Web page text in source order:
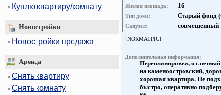
Куплю квартиру/комнату
Новостройки
Новостройки продажа
Аренда
Снять квартиру
Снять комнату
Жилая площадь: 16
Тип дома: Старый фонд
Санузел: совмещенный
{NORMALPIC}
Дополнительная информация:
Перепланировка,
на каменоостровский,
хорошая квартира. Не
быстро, оперативно